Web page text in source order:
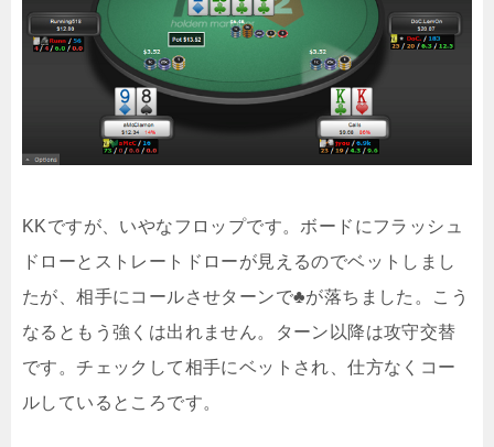
KKですが、いやなフロップです。ボードにフラッシュ
ドローとストレートドローが見えるのでベットしまし
たが、相手にコールさせターンで♣が落ちました。こう
なるともう強くは出れません。ターン以降は攻守交替
です。チェックして相手にベットされ、仕方なくコー
ルしているところです。